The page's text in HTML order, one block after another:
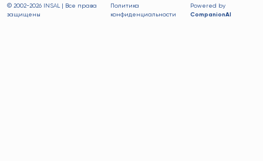
© 2002-2026 INSAL | Все права
защищены
Политика
конфиденциальности
Powered by
CompanionAI